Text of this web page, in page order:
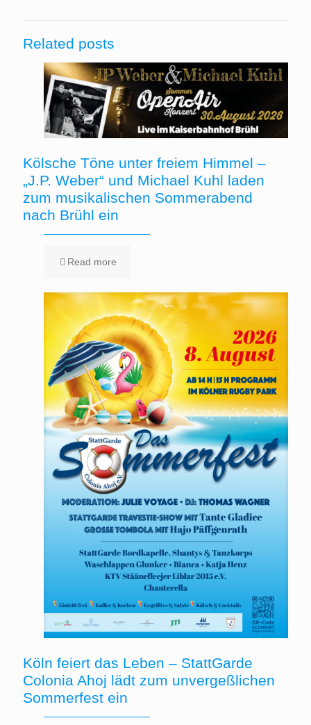
Related posts
Kölsche Töne unter freiem Himmel –
„J.P. Weber“ und Michael Kuhl laden
zum musikalischen Sommerabend
nach Brühl ein
Read more
Köln feiert das Leben – StattGarde
Colonia Ahoj lädt zum unvergeßlichen
Sommerfest ein